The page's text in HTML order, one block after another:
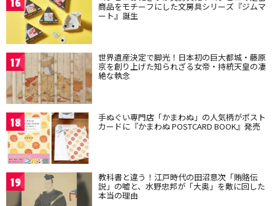
16 商品をモチーフにした文房具シリーズ『ジムマ
ート』誕生
17 世界遺産決定で脚光！日本初の巨大都城・藤原
京を創り上げた知られざる女帝・持統天皇の凄
絶な執念
18 手ぬぐい専門店「かまわぬ」の人気柄がポスト
カードに『かまわぬ POSTCARD BOOK』発売
19 教科書と違う！江戸時代の田沼意次「賄賂伝
説」の嘘と、水野忠邦が「大奥」を敵に回した
本当の理由